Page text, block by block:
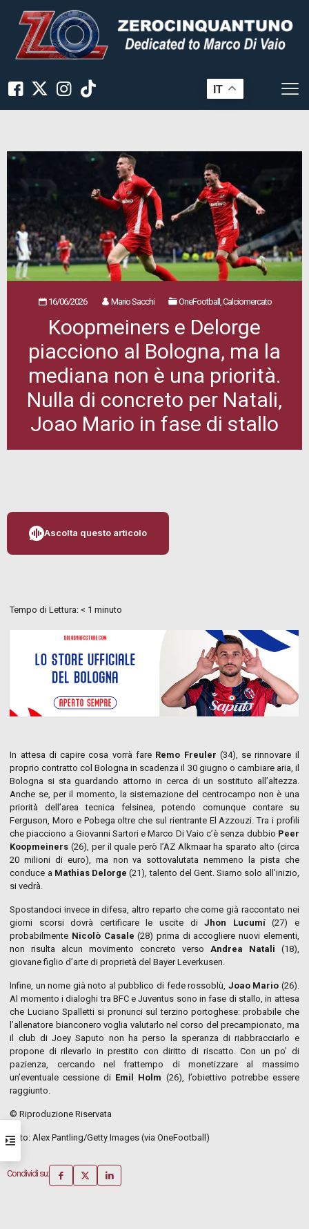
IT
16/06/2026 Mario Sacchi OneFootball, Calciomercato
Koopmeiners e Delorge
piacciono al Bologna, ma la
mediana non è una priorità.
Nulla di concreto per Natali,
Joao Mario in fase di stallo
Ascolta questo articolo
Tempo di Lettura: < 1 minuto
In attesa di capire cosa vorrà fare Remo Freuler (34), se rinnovare il
proprio contratto col Bologna in scadenza il 30 giugno o cambiare aria, il
Bologna si sta guardando attorno in cerca di un sostituto all’altezza.
Anche se, per il momento, la sistemazione del centrocampo non è una
priorità dell’area tecnica felsinea, potendo comunque contare su
Ferguson, Moro e Pobega oltre che sul rientrante El Azzouzi. Tra i profili
che piacciono a Giovanni Sartori e Marco Di Vaio c’è senza dubbio Peer
Koopmeiners (26), per il quale però l’AZ Alkmaar ha sparato alto (circa
20 milioni di euro), ma non va sottovalutata nemmeno la pista che
conduce a Mathias Delorge (21), talento del Gent. Siamo solo all’inizio,
si vedrà.
Spostandoci invece in difesa, altro reparto che come già raccontato nei
giorni scorsi dovrà certificare le uscite diJhon Lucumí(27) e
probabilmente Nicolò Casale (28) prima di accogliere nuovi elementi,
non risulta alcun movimento concreto verso Andrea Natali (18),
giovane figlio d’arte di proprietà del Bayer Leverkusen.
Infine, un nome già noto al pubblico di fede rossoblù, Joao Mario (26).
Al momento i dialoghi tra BFC e Juventus sono in fase di stallo, in attesa
che Luciano Spalletti si pronunci sul terzino portoghese: probabile che
l’allenatore bianconero voglia valutarlo nel corso del precampionato, ma
il club di Joey Saputo non ha perso la speranza di riabbracciarlo e
propone di rilevarlo in prestito con diritto di riscatto. Con un po’ di
pazienza, cercando nel frattempo di monetizzare al massimo
un’eventuale cessione di Emil Holm (26), l’obiettivo potrebbe essere
raggiunto.
© Riproduzione Riservata
Foto: Alex Pantling/Getty Images (via OneFootball)
Condividi su: